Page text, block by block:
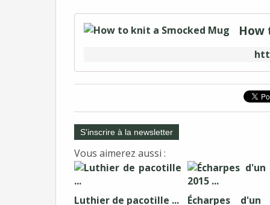
How
S'inscrire à la newsletter
Vous aimerez aussi :
Luthier de pacotille ...
Écharpes d'un